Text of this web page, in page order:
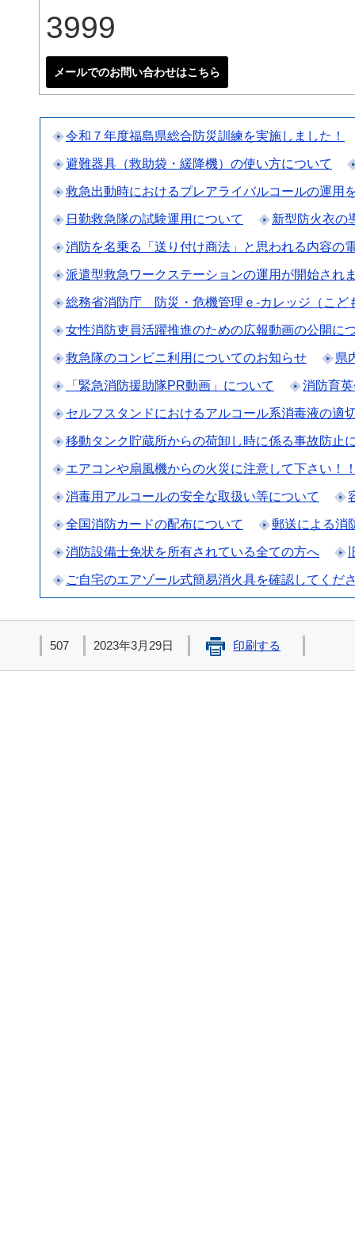
3999
メールでのお問い合わせはこちら
令和７年度福島県総合防災訓練を実施しました！
避難器具（救助袋・緩降機）の使い方について
救急出動時におけるプレアライバルコールの運用
日勤救急隊の試験運用について 新型防火衣の
消防を名乗る「送り付け商法」と思われる内容の
派遣型救急ワークステーションの運用が開始され
総務省消防庁 防災・危機管理ｅ-カレッジ（こど
女性消防吏員活躍推進のための広報動画の公開に
救急隊のコンビニ利用についてのお知らせ 県
「緊急消防援助隊PR動画」について 消防育
セルフスタンドにおけるアルコール系消毒液の適
移動タンク貯蔵所からの荷卸し時に係る事故防止
エアコンや扇風機からの火災に注意して下さい！
消毒用アルコールの安全な取扱い等について
全国消防カードの配布について 郵送による消
消防設備士免状を所有されている全ての方へ
ご自宅のエアゾール式簡易消火具を確認してくだ
507 2023年3月29日 印刷する